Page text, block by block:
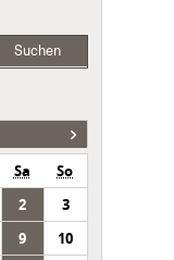
Suchen
Sa
So
2
3
9
10